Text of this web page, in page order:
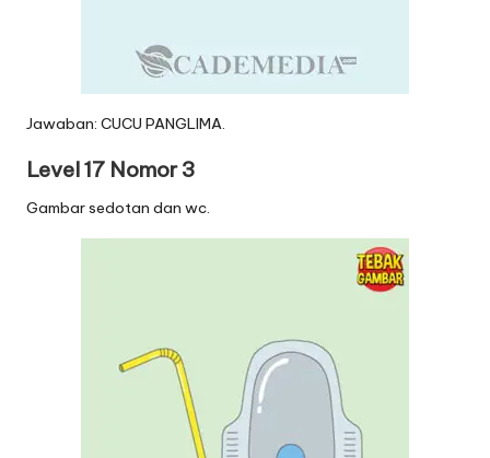
Jawaban: CUCU PANGLIMA.
Level 17 Nomor 3
Gambar sedotan dan wc.